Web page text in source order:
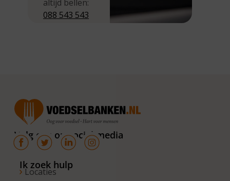
altijd bellen:
088 543 543
van 10.00 –
16.00 uur. Op
de vrijdagen
zijn wij
bereikbaar
van 10.00 –
Volg ons op social media
Ik zoek hulp
Locaties